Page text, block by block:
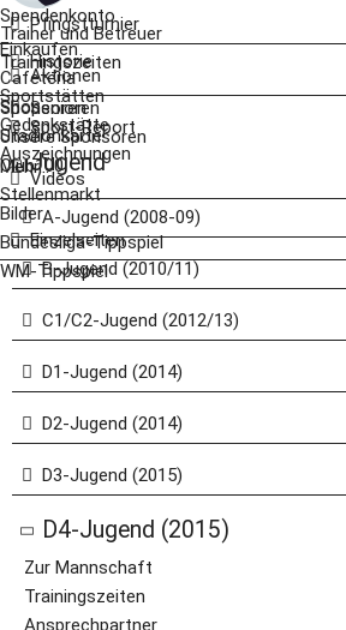
Spendenkonto
Historie
Sportstätten
Gedenkstätte
Auszeichnungen
Trainer und Betreuer
Trainingszeiten
Senioren
Jugend
A-Jugend (2008-09)
B-Jugend (2010/11)
C1/C2-Jugend (2012/13)
D1-Jugend (2014)
D2-Jugend (2014)
D3-Jugend (2015)
D4-Jugend (2015)
Zur Mannschaft
Trainingszeiten
Ansprechpartner
Pfingstturnier
Aktionen
Sport-Report
Videos
Bilder
Bundesliga-Tippspiel
WM-Tippspiel
Einkaufen
Cafeteria
Shop
Stadionkarte
Sponsoren
Unsere Sponsoren
Club100
Stellenmarkt
Einzelseiten
Mehr...